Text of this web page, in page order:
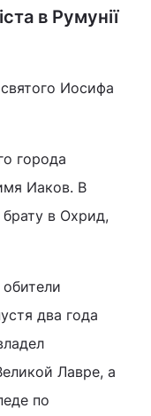
в Румунії
Иосифа
города
Иаков. В
в Охрид,
два года
Лавре, а
по